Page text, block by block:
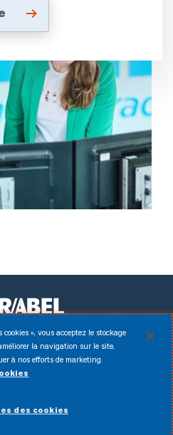
LinkedInYoutube
», vous acceptez le stockage
la navigation sur le site,
à nos efforts de marketing.
des cookies